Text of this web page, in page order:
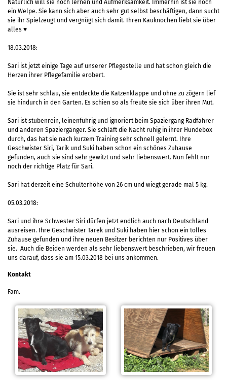
Natürlich will sie noch lernen und Aufmerksamkeit. Immerhin ist sie noch
ein Welpe. Sie kann sich aber auch sehr gut selbst beschäftigen, dann sucht
sie ihr Spielzeugt und vergnügt sich damit. Ihren Kauknochen liebt sie über
alles ♥
18.03.2018:
Sari ist jetzt einige Tage auf unserer Pflegestelle und hat schon gleich die
Herzen ihrer Pflegefamilie erobert.
Sie ist sehr schlau, sie entdeckte die Katzenklappe und ohne zu zögern lief
sie hindurch in den Garten. Es schien so als freute sie sich über ihren Mut.
Sari ist stubenrein, leinenführig und ignoriert beim Spaziergang Radfahrer
und anderen Spaziergänger. Sie schläft die Nacht ruhig in ihrer Hundebox
durch, das hat sie nach kurzem Training sehr schnell gelernt. Ihre
Geschwister Siri, Tarik und Suki haben schon ein schönes Zuhause
gefunden, auch sie sind sehr gewitzt und sehr liebenswert. Nun fehlt nur
noch der richtige Platz für Sari.
Sari hat derzeit eine Schulterhöhe von 26 cm und wiegt gerade mal 5 kg.
05.03.2018:
Sari und ihre Schwester Siri dürfen jetzt endlich auch nach Deutschland
ausreisen. Ihre Geschwister Tarek und Suki haben hier schon ein tolles
Zuhause gefunden und ihre neuen Besitzer berichten nur Positives über
sie. Auch die Beiden werden als sehr liebenswert beschrieben, wir freuen
uns darauf, dass sie am 15.03.2018 bei uns ankommen.
Kontakt
Fam.